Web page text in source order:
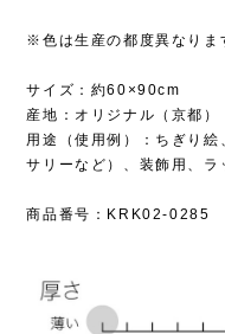
※色は生産の都度異なりま
サイズ：約60×90cm
産地：オリジナル（京都）
用途（使用例）：ちぎり
サリーなど）、装飾用、ラ
商品番号：KRK02-0285